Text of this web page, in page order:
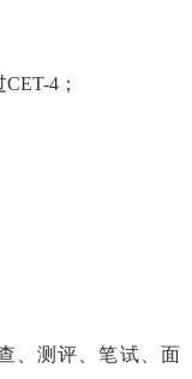
4；
测评、笔试、面